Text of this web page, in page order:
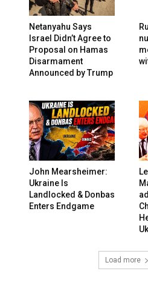
Netanyahu Says
Israel Didn’t Agree to
Proposal on Hamas
Disarmament
Announced by Trump
John Mearsheimer:
Ukraine Is
Landlocked & Donbas
Enters Endgame
Load more